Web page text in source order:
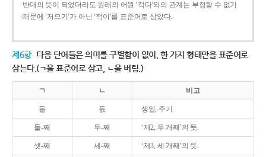
반대의 뜻이 되었더라도 원래의 어원 ‘적다’와의 관계는 부정할 수 없기
때문에 ‘저으기’가 아닌 ‘적이’를 표준어로 삼았다.
제6항 다음 단어들은 의미를 구별함이 없이, 한 가지 형태만을 표준어로
삼는다.(ㄱ을 표준어로 삼고, ㄴ을 버림.)
ㄱ ㄴ 비고
돌 돐 생일, 주기.
둘-째 두-째 ‘제2, 두 개째’의 뜻.
셋-째 세-째 ‘제3, 세 개째’의 뜻.